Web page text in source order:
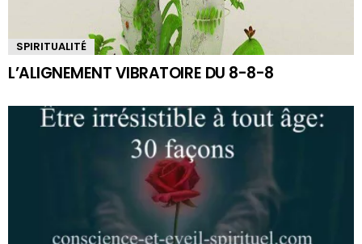
SPIRITUALITÉ
L’ALIGNEMENT VIBRATOIRE DU 8-8-8